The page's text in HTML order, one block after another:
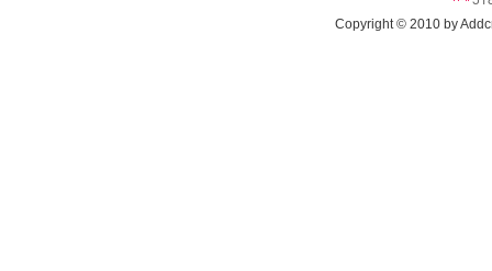
Copyright © 2010 by